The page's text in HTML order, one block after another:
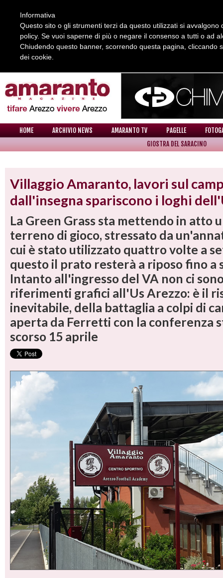
REDAZIONE COLLABORA CON NOI
HOME ARCHIVIO NEWS AMARANTO TV PAGELLE
GIOSTRA DEL SARACINO
Villaggio Amaranto, lavori sul
dall'insegna spariscono i loghi
La Green Grass sta mettendo in atto
terreno di gioco, stressato da
cui è stato utilizzato quattro volte a
questo il prato resterà a riposo fino a
Intanto all'ingresso del VA non ci
riferimenti grafici all'Us Arezzo: è il
inevitabile, della battaglia a colpi di
aperta da Ferretti con la conferenza
scorso 15 aprile
Informativa
Questo sito o gli strumenti terzi da questo utilizzati si
policy. Se vuoi saperne di più o negare il consenso a tutti o ad
Chiudendo questo banner, scorrendo questa pagina, cliccando
dei cookie.